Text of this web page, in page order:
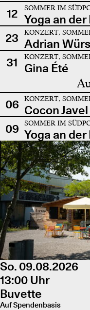
12 SOMMER IM
Yoga an
23
KONZERT,
Adrian
31
KONZERT,
Gina Été
06 KONZERT,
Cocon Javel
09
SOMMER IM
Yoga an
So. 09.08.2026
13:00 Uhr
Buvette
Auf Spendenbasis